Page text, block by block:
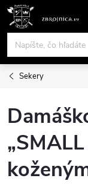
Prejsť
obsah
Sekery